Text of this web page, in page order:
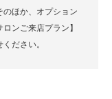
ほか、オプション
ンご来店プラン】
ださい。